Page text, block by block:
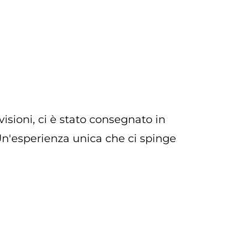
ci è stato consegnato in
unica che ci spinge